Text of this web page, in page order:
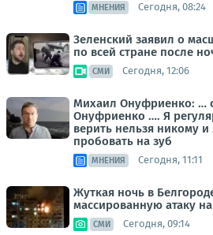
МНЕНИЯ Сегодня, 08:24
Зеленский заявил о
по всей стране после
СМИ Сегодня, 12:06
Михаил Онуфриенко: …
Онуфриенко …. Я
верить нельзя никому
пробовать на зуб
МНЕНИЯ Сегодня, 11:11
Жуткая ночь в
массированную атаку
СМИ Сегодня, 09:14